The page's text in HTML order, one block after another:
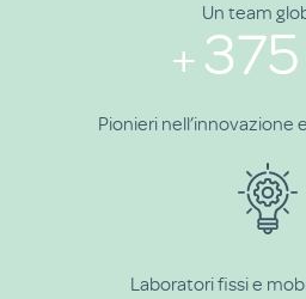
Un team
+375
Pionieri nell’innovazione
Laboratori fissi e